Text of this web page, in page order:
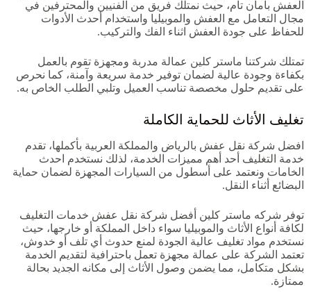
العفش بآمان تام، حيث نمتلك فريق من الفنيين والمحترفين في
مجال التعامل مع العفش والموبيليا واستخدام أحدث الأدوات
للحفاظ على جودة العفش اثناء الفك والتركيب.
تمتلك شركتنا ماستر كلين عمالة مدربة ومجهزة تقوم بالعمل
بكفاءة وجودة عالية لضمان توفير خدمة سريعة وآمنة، كما نحرص
على تقديم حلول مخصصة تناسب العميل وتلبي الطلب الخاص به.
تغليف الأثاث للحماية الكاملة
افضل شركة نقل عفش بالرياض والمملكة العربية بأكملها، تقدم
خدمة التغليف أحد أهم مميزات الخدمة، لذلك نستخدم احدث
الخامات ونعتمد على أسطول من السيارات المجهزة لضمان حماية
البضائع أثناء النقل.
توفر شركه ماستر كلين أفضل شركة نقل عفش خدمات التغليف
لكافة أنواع الأثاث والموبيليا سواء داخل المملكة أو خارجها، حيث
نستخدم مواد تغليف عالية الجودة لمنع حدوث أي تلف أو خدوش،
تعتمد الشركة على عمالة مجهزة تعمل باحترافية لتقديم الخدمة
بشكل متكامل، مما يضمن وصول الأثاث إلى مكانه الجديد بحالة
ممتازة.